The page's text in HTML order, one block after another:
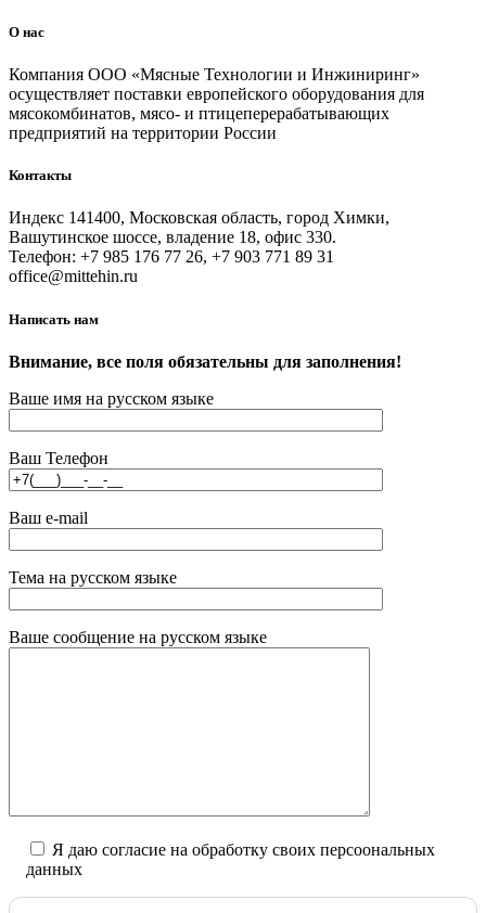
О нас
Компания ООО «Мясные Технологии и Инжиниринг»
осуществляет поставки европейского оборудования для
мясокомбинатов, мясо- и птицеперерабатывающих
предприятий на территории России
Контакты
Индекс 141400, Московская область, город Химки,
Вашутинское шоссе, владение 18, офис 330.
Телефон: +7 985 176 77 26, +7 903 771 89 31
office@mittehin.ru
Написать нам
Внимание, все поля обязательны для заполнения!
Ваше имя на русском языке
Ваш Телефон
Ваш e-mail
Тема на русском языке
Ваше сообщение на русском языке
Я даю согласие на обработку своих персоональных
данных